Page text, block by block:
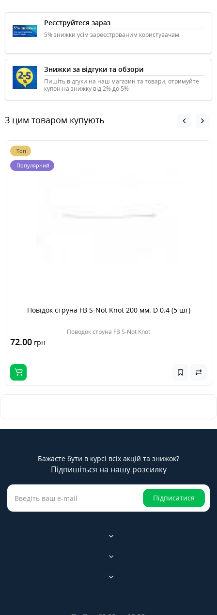
Реєструйтеся зараз
5% знижки усім зареєстрованим користувачам
Знижки за відгуки та обзори
Пишіть відгуки на наш магазин та товари, отримуйте
купон на знижку від 2% до 5%
З цим товаром купують
Топ
Популярний
Повідок струна FB S-Not Knot 200 мм. D 0.4 (5 шт)
Поводок струна FB S-Not Knot
72.00 грн
Бажаєте бути в курсі всіх акцій та знижок?
Підпишіться на нашу розсилку
Підписатися